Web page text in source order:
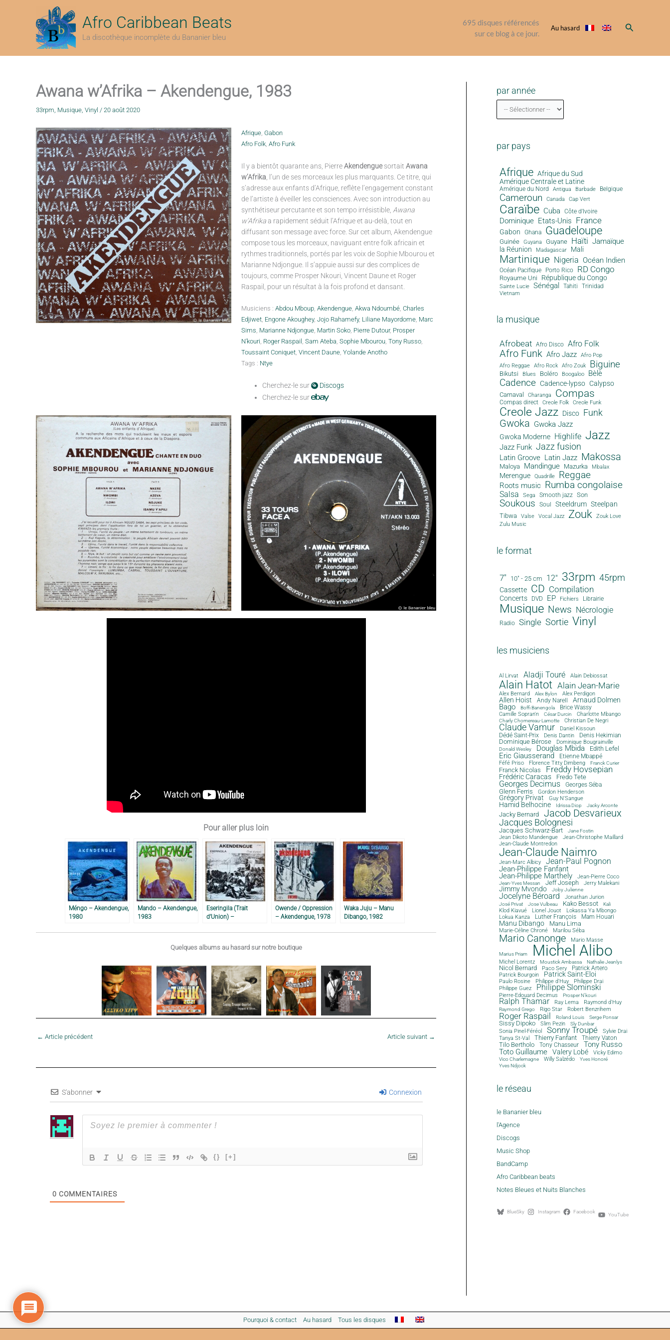
Afro Caribbean Beats
La discothèque incomplète du Bananier bleu
695 disques référencés
sur ce blog à ce jour.
Au hasard Rechercher
Awana w’Afrika – Akendengue, 1983
33rpm, Musique, Vinyl / 20 août 2020
Afrique, Gabon
Afro Folk, Afro Funk
Il y a bientôt quarante ans, PierreAkendenguesortait Awana
w’Afrika , l’un de ses morceaux les plus marquants. Ce titre, qui
s’adresse aux enfants d’Afrique, reflète l’engagement constant
de l’artiste à éveiller les consciences. Avec son introduction au
synthétiseur percutante et son tempo irrésistible, Awana
w’Afrikaa rapidement séduit l’Afrique et au-delà, tout en
diffusant son message avec force. Sur cet album, Akendengue
compose tous les morceaux, naviguant entre folk africain et
rythmes traditionnels, portés par les voix de Sophie Mbourou et
Marianne Ndjongue. Il s’appuie aussi sur des complices de
toujours, comme Prosper Nkouri, Vincent Daune et Roger
Raspail, pour un résultat à la fois profond et dansant.
Musiciens : Abdou Mboup, Akendengue, Akwa Ndoumbé, Charles
Edjiwet, Engone Akoughey, Jojo Rahamefy, Liliane Mayordome, Marc
Sims, Marianne Ndjongue, Martin Soko, Pierre Dutour, Prosper
N'kouri, Roger Raspail , Sam Ateba, Sophie Mbourou, Tony Russo,
Toussaint Coniquet, Vincent Daune, Yolande Anotho
Tags : Ntye
Cherchez-le sur
Discogs
Cherchez-le sur
Pour aller plus loin
Méngo – Akendengue,
1980
Mando – Akendengue,
1983
Eseringila (Trait
d’Union) –
Owende / Oppression
– Akendengue, 1978
Waka Juju – Manu
Dibango, 1982
Quelques albums au hasard sur notre boutique
← Article précédent Article suivant →
S'abonner Connexion
{} [+]
0 COMMENTAIRES
par année
par pays
Afrique Afrique du Sud
Amérique Centrale et Latine
Amérique du Nord Antigua Barbade Belgique
Cameroun Canada Cap Vert
Caraïbe Cuba Côte d'Ivoire
Dominique Etats-Unis France
Gabon Ghana Guadeloupe
Guinée Guyana Guyane Haïti Jamaïque
la Réunion Madagascar Mali
Martinique Nigeria Océan Indien
Océan Pacifique Porto Rico RD Congo
Royaume Uni République du Congo
Sainte Lucie Sénégal Tahiti Trinidad
Vietnam
la musique
Afrobeat Afro Disco Afro Folk
Afro Funk Afro Jazz
Afro Pop
Afro Reggae
Afro Rock Afro Zouk Biguine
Bikutsi Blues Boléro Boogaloo Bèlè
Cadence Cadence-lypso Calypso
Carnaval Charanga Compas
Compas direct Creole Folk Creole Funk
Creole Jazz Disco Funk
Gwoka Gwoka Jazz
Gwoka Moderne Highlife Jazz
Jazz Funk Jazz fusion
Latin Groove Latin Jazz Makossa
Maloya Mandingue Mazurka Mbalax
Merengue Quadrille Reggae
Roots music Rumba congolaise
Salsa Sega Smooth jazz Son
Soukous Soul Steeldrum Steelpan
Tibwa Valse Vocal Jazz Zouk
Zouk Love
Zulu Music
le format
7" 10" - 25 cm 12" 33rpm 45rpm
Cassette CD Compilation
Concerts DVD EP Fichiers Librairie
Musique News Nécrologie
Radio Single Sortie Vinyl
les musiciens
Al Lirvat Aladji Touré Alain Debiossat
Alain Hatot Alain Jean-Marie
Alex Bernard Alex Bylon Alex Perdigon
Allen Hoist Andy Narell Arnaud Dolmen
Bago Boffi Banengola
Brice Wassy
Camille Sopran'n
César Durcin Charlotte Mbango
Charly Chomereau-Lamotte Christian De Negri
Claude Vamur Daniel Kissoun
Dédé Saint-Prix Denis Dantin Denis Hekimian
Dominique Bérose Dominique Bougrainville
Donald Wesley Douglas Mbida Edith Lefel
Eric Giausserand Etienne Mbappé
Féfé Priso Florence Titty Dimbeng Franck Curier
Franck Nicolas Freddy Hovsepian
Frédéric Caracas Fredo Tete
Georges Decimus Georges Séba
Glenn Ferris Gordon Henderson
Grégory Privat Guy N'Sangue
Hamid Belhocine Idrissa Diop Jacky Arconte
Jacky Bernard Jacob Desvarieux
Jacques Bolognesi
Jacques Schwarz-Bart Jane Fostin
Jean Dikoto Mandengue
Jean-Christophe Maillard
Jean-Claude Montredon
Jean-Claude Naimro
Jean-Marc Albicy Jean-Paul Pognon
Jean-Philippe Fanfant
Jean-Philippe Marthely Jean-Pierre Coco
Jean-Yves Messan Jeff Joseph Jerry Malekani
Jimmy Mvondo Joby Julienne
Jocelyne Béroard Jonathan Jurion
José Privat Jose Vulbeau Kako Bessot Kali
Klod Kiavué Lionel Jouot
Lokassa Ya Mbongo
Lokua Kanza
Luther François Mam Houari
Manu Dibango Manu Lima
Marie-Céline Chroné Marilou Séba
Mario Canonge Mario Masse
Marius Priam Michel Alibo
Michel Lorentz Moustick Ambassa Nathalie Jeanlys
Nicol Bernard Paco Sery
Patrick Artero
Patrick Bourgoin
Patrick Saint-Eloi
Paulo Rosine Philippe d'Huy
Philippe Drai
Philippe Guez
Philippe Slominski
Pierre-Edouard Decimus Prosper N'kouri
Ralph Thamar Ray Lema Raymond d'Huy
Raymond Grego Rigo Star Robert Benzrihem
Roger Raspail Roland Louis Serge Ponsar
Sissy Dipoko Slim Pezin Sly Dunbar
Sonia Pinel-Féréol Sonny Troupé Sylvie Drai
Tanya St-Val Thierry Fanfant Thierry Vaton
Tilo Bertholo Tony Chasseur
Tony Russo
Toto Guillaume
Valery Lobé Vicky Edimo
Vico Charlemagne Willy Salzédo
Yves Honoré
Yves Ndjock
le réseau
le Bananier bleu
l'Agence
Discogs
Music Shop
BandCamp
Afro Caribbean beats
Notes Bleues et Nuits Blanches
BlueSky Instagram Facebook YouTube
Pourquoi & contact Au hasard Tous les disques